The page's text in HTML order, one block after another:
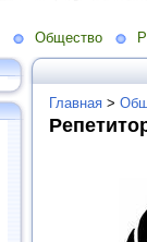
Общество
Главная >